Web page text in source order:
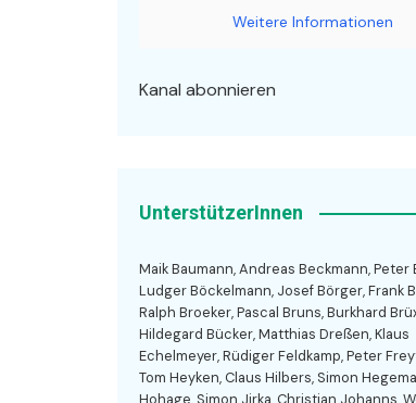
Weitere Informationen
Kanal abonnieren
UnterstützerInnen
Maik Baumann, Andreas Beckmann, Peter
Ludger Böckelmann, Josef Börger, Frank
Ralph Broeker, Pascal Bruns, Burkhard
Hildegard Bücker, Matthias Dreßen, Klaus
Echelmeyer, Rüdiger Feldkamp, Peter
Tom Heyken, Claus Hilbers, Simon
Hohage, Simon Jirka, Christian Johanns,